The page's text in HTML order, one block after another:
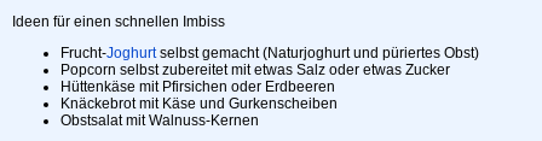
Ideen für einen schnellen Imbiss
Frucht-Joghurtselbst gemacht (Naturjoghurt und püriertes Obst)
Popcorn selbst zubereitet mit etwas Salz oder etwas Zucker
Hüttenkäse mit Pfirsichen oder Erdbeeren
Knäckebrot mit Käse und Gurkenscheiben
Obstsalat mit Walnuss-Kernen